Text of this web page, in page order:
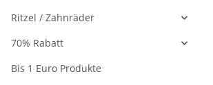
Ritzel / Zahnräder
70% Rabatt
Bis 1 Euro Produkte